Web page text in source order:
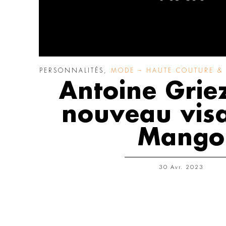
PERSONNALITÉS MODE – HAUTE COUTURE &
Antoine
nouveau
Mango
30 Avr. 2023